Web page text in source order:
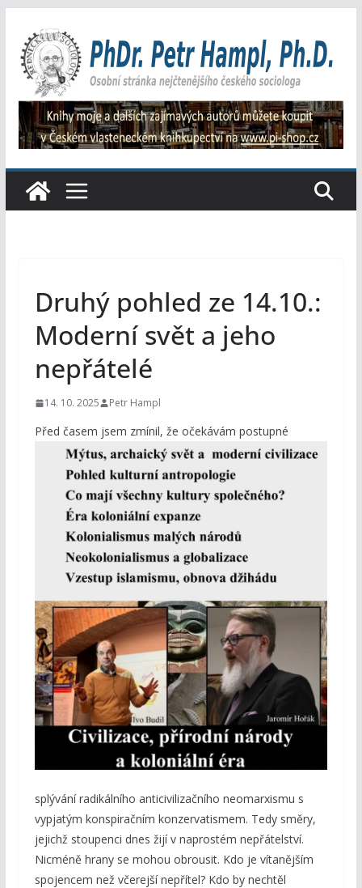
obsah
Druhý pohled ze 14.10.:
Moderní svět a jeho
nepřátelé
14. 10. 2025 Petr Hampl
Před časem jsem zmínil, že očekávám postupné
splývání radikálního anticivilizačního neomarxismu s
vypjatým konspiračním konzervatismem. Tedy směry,
jejichž stoupenci dnes žijí v naprostém nepřátelství.
Nicméně hrany se mohou obrousit. Kdo je vítanějším
spojencem než včerejší nepřítel? Kdo by nechtěl